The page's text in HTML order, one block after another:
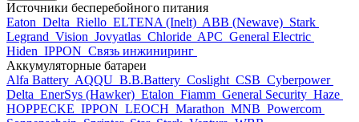
Источники бесперебойного питания
Eaton Delta Riello ELTENA (Inelt) ABB (Newave) Stark
Legrand Vision Jovyatlas Chloride APC General Electric
Hiden IPPON Связь инжиниринг
Аккумуляторные батареи
Alfa Battery AQQU B.B.Battery Coslight CSB Cyberpower
Delta EnerSys (Hawker) Etalon Fiamm General Security Haze
HOPPECKE IPPON LEOCH Marathon MNB Powercom